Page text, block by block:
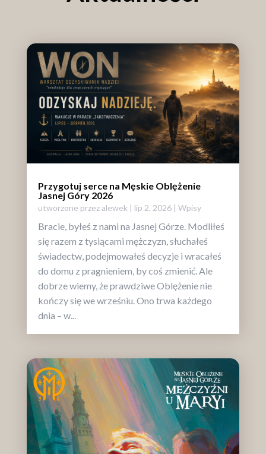
Przygotuj serce na Męskie Oblężenie
Jasnej Góry 2026
utworzone przezalewek | lip 2, 2026| Wpisy
Bracie, byłeś z nami na Jasnej Górze. Modliłeś
się razem z tysiącami mężczyzn, słuchałeś
świadectw, podejmowałeś decyzje i wracałeś
do domu z pragnieniem, by coś zmienić. Ale
dobrze wiemy, że prawdziwe Oblężenie nie
kończy się we wrześniu. Ono trwa każdego
dnia – w...